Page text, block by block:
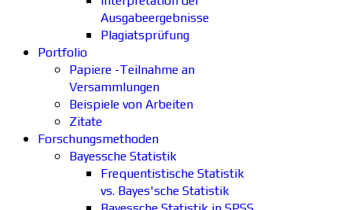
Ausgabeergebnisse
Plagiatsprüfung
Portfolio
Papiere -Teilnahme an
Versammlungen
Beispiele von Arbeiten
Zitate
Forschungsmethoden
Bayessche Statistik
Frequentistische Statistik
vs. Bayes'sche Statistik